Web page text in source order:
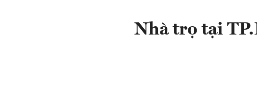
Nhà trọ tại